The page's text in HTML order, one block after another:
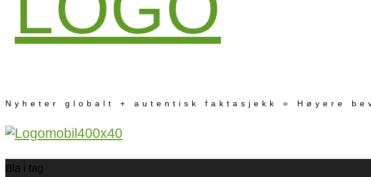
Nyheter globalt + autentisk faktasjekk = Høyere
Bla i tag